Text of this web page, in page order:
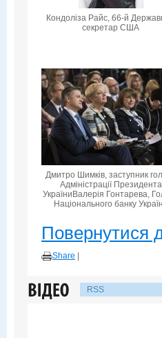
Кондоліза Райс, 66-й
секретар США
Дмитро Шимків, заступник
Адміністрації Президента
УкраїниВалерія Гонтарева,
Національного банку
Повернутися
Share
RSS